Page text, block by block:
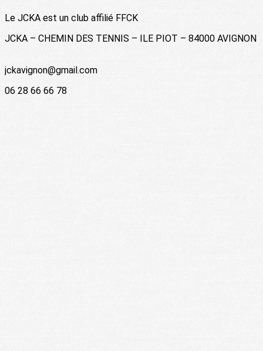
Le JCKA est un club affilié FFCK
JCKA – CHEMIN DES TENNIS – ILE PIOT – 84000 AVIGNON
jckavignon@gmail.com
06 28 66 66 78